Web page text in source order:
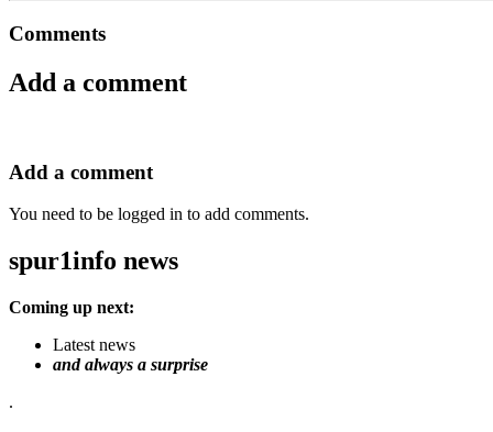
Comments
Add a comment
Add a comment
You need to be logged in to add comments.
spur1info news
Coming up next:
Latest news
and always a surprise
.